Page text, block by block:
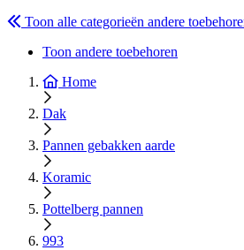
Toon alle categorieën andere
Toon andere toebehoren
Home
Dak
Pannen gebakken aarde
Koramic
Pottelberg pannen
993